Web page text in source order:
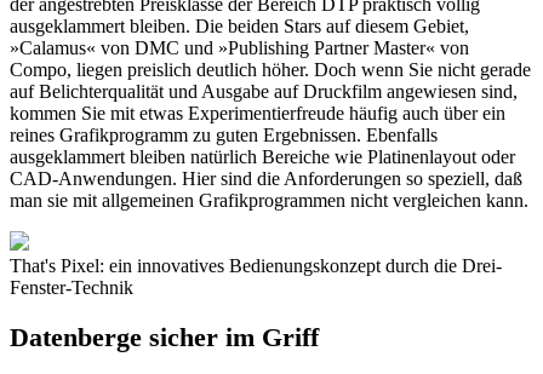
der angestrebten Preisklasse der Bereich DTP praktisch völlig
ausgeklammert bleiben. Die beiden Stars auf diesem Gebiet,
»Calamus« von DMC und »Publishing Partner Master« von
Compo, liegen preislich deutlich höher. Doch wenn Sie nicht gerade
auf Belichterqualität und Ausgabe auf Druckfilm angewiesen sind,
kommen Sie mit etwas Experimentierfreude häufig auch über ein
reines Grafikprogramm zu guten Ergebnissen. Ebenfalls
ausgeklammert bleiben natürlich Bereiche wie Platinenlayout oder
CAD-Anwendungen. Hier sind die Anforderungen so speziell, daß
man sie mit allgemeinen Grafikprogrammen nicht vergleichen kann.
That's Pixel: ein innovatives Bedienungskonzept durch die Drei-
Fenster-Technik
Datenberge sicher im Griff